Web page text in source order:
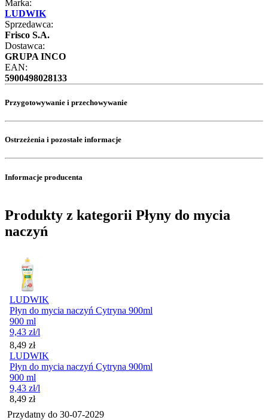
Marka:
LUDWIK
Sprzedawca:
Frisco S.A.
Dostawca:
GRUPA INCO
EAN:
5900498028133
Przygotowywanie i przechowywanie
Ostrzeżenia i pozostałe informacje
Informacje producenta
Produkty z kategorii Płyny do mycia
naczyń
LUDWIK
Płyn do mycia naczyń Cytryna 900ml
900 ml
9,43 zł/l
Cena
8,49 zł
LUDWIK
Płyn do mycia naczyń Cytryna 900ml
900 ml
9,43 zł/l
Cena
8,49 zł
Przydatny do 30-07-2029